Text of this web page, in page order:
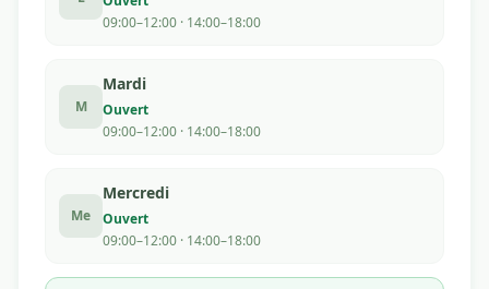
09:00–12:00 · 14:00–18:00
M
Mardi
Ouvert
09:00–12:00 · 14:00–18:00
Me
Mercredi
Ouvert
09:00–12:00 · 14:00–18:00